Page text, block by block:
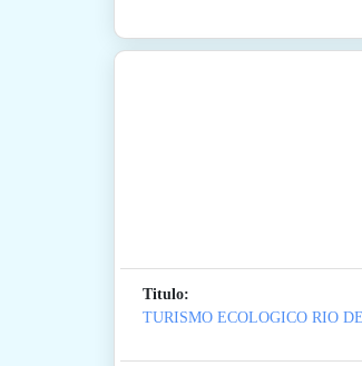
Titulo:
TURISMO ECOLOGICO RIO